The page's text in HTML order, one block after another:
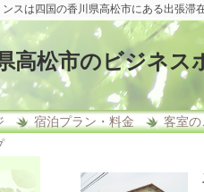
ンスは四国の香川県高松市にある出張
高松市のビジネ
宿泊プラン・料金
客室